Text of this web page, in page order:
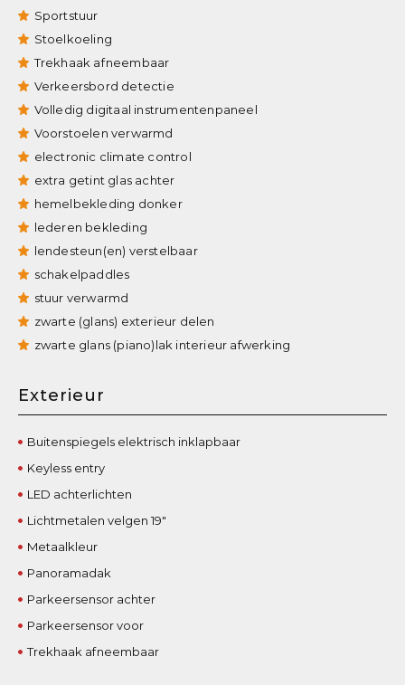
Sportstuur
Stoelkoeling
Trekhaak afneembaar
Verkeersbord detectie
Volledig digitaal instrumentenpaneel
Voorstoelen verwarmd
electronic climate control
extra getint glas achter
hemelbekleding donker
lederen bekleding
lendesteun(en) verstelbaar
schakelpaddles
stuur verwarmd
zwarte (glans) exterieur delen
zwarte glans (piano)lak interieur afwerking
Exterieur
Buitenspiegels elektrisch inklapbaar
Keyless entry
LED achterlichten
Lichtmetalen velgen 19"
Metaalkleur
Panoramadak
Parkeersensor achter
Parkeersensor voor
Trekhaak afneembaar